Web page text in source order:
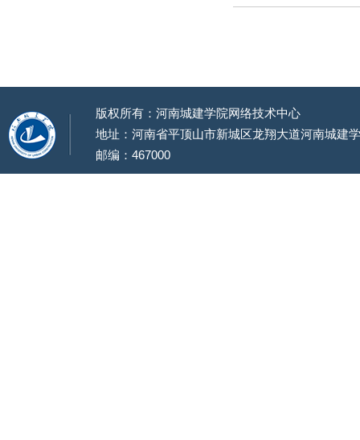
版权所有：河南城建学院网络技术中心
地址：河南省平顶山市新城区龙翔大道河南
邮编：467000